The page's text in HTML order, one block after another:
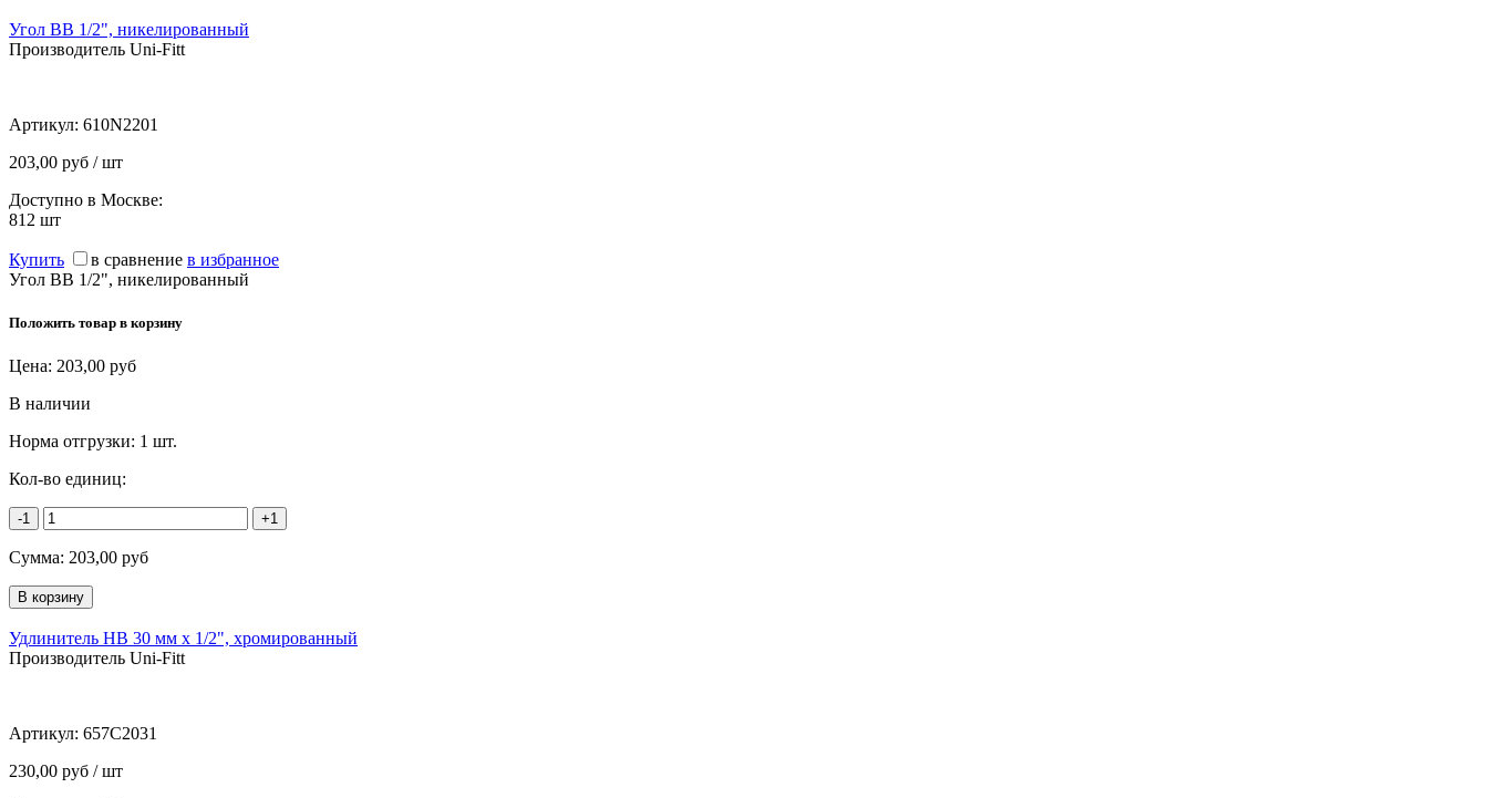
Угол ВВ 1/2", никелированный
Производитель Uni-Fitt
Артикул: 610N2201
203,00 руб / шт
Доступно в Москве:
812 шт
Купить в сравнение в избранное
Угол ВВ 1/2", никелированный
Положить товар в корзину
Цена: 203,00 руб
В наличии
Норма отгрузки: 1 шт.
Кол-во единиц:
-1 +1
Сумма: 203,00 руб
Удлинитель НВ 30 мм х 1/2", хромированный
Производитель Uni-Fitt
Артикул: 657C2031
230,00 руб / шт